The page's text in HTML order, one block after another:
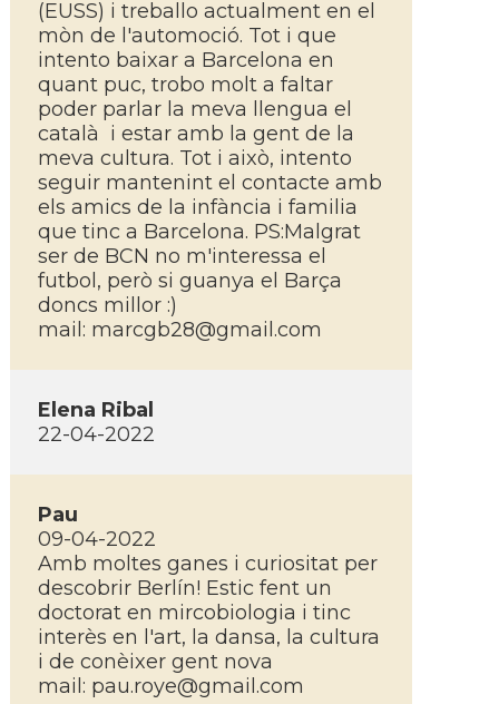
(EUSS) i treballo actualment en el
mòn de l'automoció. Tot i que
intento baixar a Barcelona en
quant puc, trobo molt a faltar
poder parlar la meva llengua el
català i estar amb la gent de la
meva cultura. Tot i això, intento
seguir mantenint el contacte amb
els amics de la infància i familia
que tinc a Barcelona. PS:Malgrat
ser de BCN no m'interessa el
futbol, però si guanya el Barça
doncs millor :)
mail: marcgb28@gmail.com
Elena Ribal
22-04-2022
Pau
09-04-2022
Amb moltes ganes i curiositat per
descobrir Berlí­n! Estic fent un
doctorat en mircobiologia i tinc
interès en l'art, la dansa, la cultura
i de conèixer gent nova
mail: pau.roye@gmail.com